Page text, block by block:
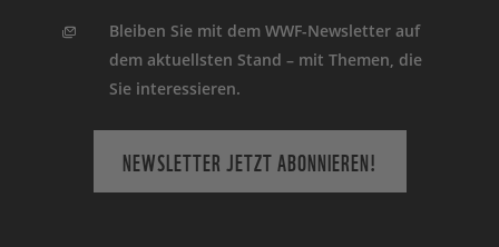
Bleiben Sie mit dem WWF-Newsletter auf
dem aktuellsten Stand – mit Themen, die
Sie interessieren.
NEWSLETTER JETZT ABONNIEREN!